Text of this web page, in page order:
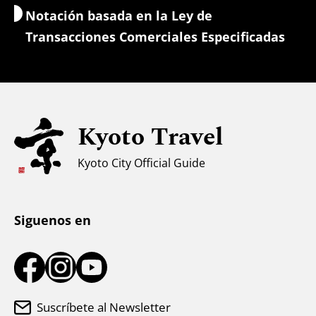
Cambio de moneda/Impuestos
Información de seguridad
Apoyo a los musulmanes
Clima y ropa
Notación basada en la Ley de
Transacciones Comerciales Especificadas
Kyoto Travel
Kyoto City Official Guide
Siguenos en
Suscríbete al Newsletter